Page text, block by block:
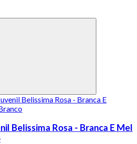
Belissima Rosa - Branca E Mel